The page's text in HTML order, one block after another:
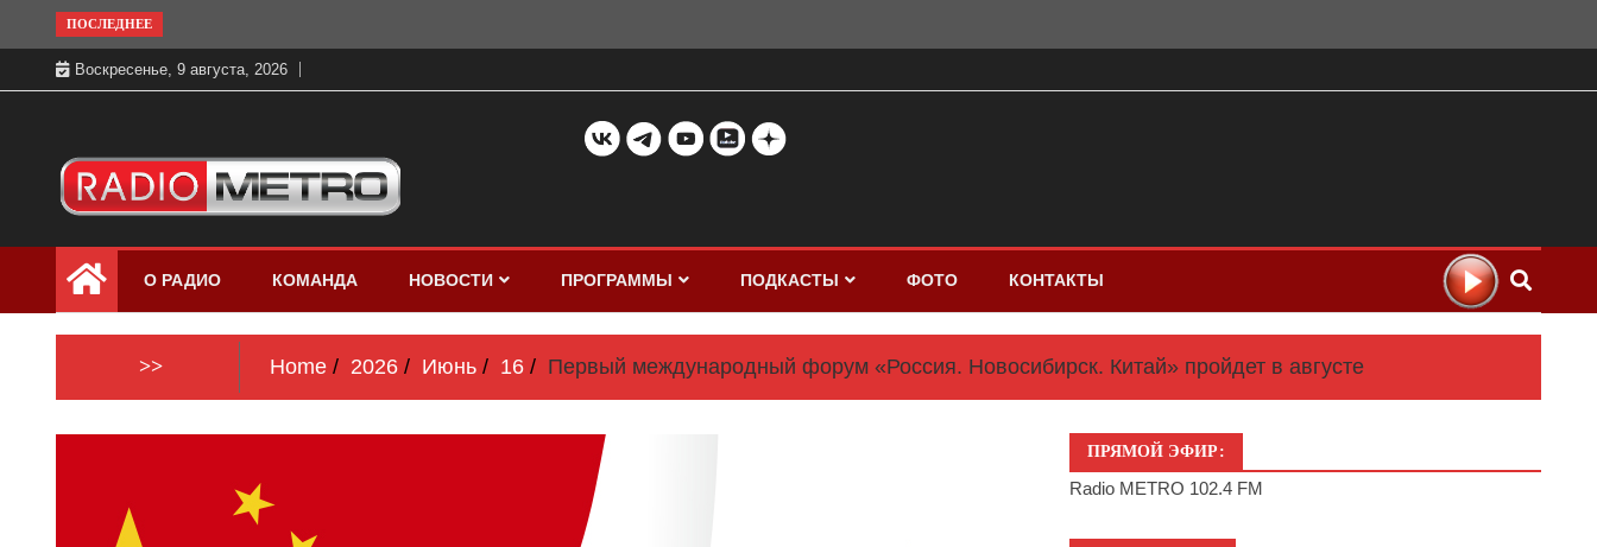
to
content
ПОСЛЕДНЕЕ
Воскресенье, 9 августа, 2026
Радио МЕТРО
бесплатно в хорошем качестве Санкт-
Петербург и Россия
О РАДИО КОМАНДА НОВОСТИ ПРОГРАММЫ ПОДКАСТЫ ФОТО КОНТАКТЫ
>> Home 2026 Июнь 16 Первый международный форум «Россия. Новосибирск. Китай» пройдет в августе
ПРЯМОЙ ЭФИР:
Radio METRO 102.4 FM